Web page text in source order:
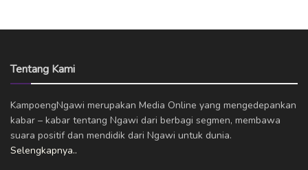
Tentang Kami
KampoengNgawi merupakan Media Online yang mengedepankan
kabar – kabar tentang Ngawi dari berbagi segmen, membawa
suara positif dan mendidik dari Ngawi untuk dunia.
Selengkapnya..